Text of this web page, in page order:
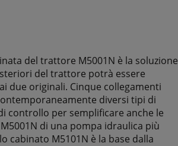
del trattore M5001N è la soluzione
del trattore potrà essere
due originali. Cinque collegamenti
diversi tipi di
controllo per semplificare anche le
di una pompa idraulica più
cabinato M5101N è la base dalla